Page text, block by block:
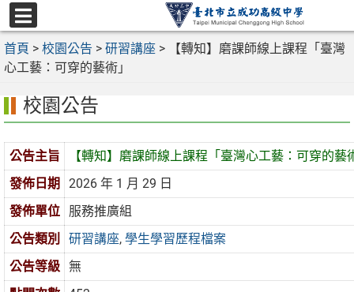
跳
至
主
要
區
選
單
首頁 > 校園公告 > 研習講座 >
【轉知】磨課師線上課程「臺灣
心工藝：可穿的藝術」
校園公告
公告主旨
【轉知】磨課師線上課程「臺灣心工藝：可穿的藝
發佈日期
2026 年 1 月 29 日
發佈單位
服務推廣組
公告類別
研習講座,學生學習歷程檔案
公告等級
無